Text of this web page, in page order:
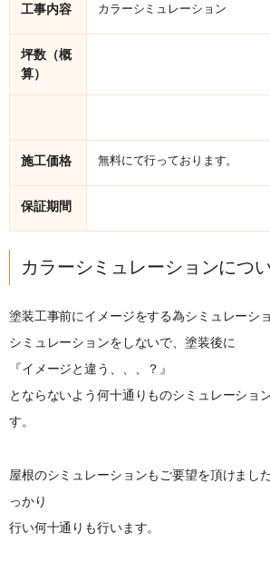
工事内容 カラーシミュレーション
坪数（概
算）
施工価格 無料にて行っております。
保証期間
カラーシミュレーションにつ
塗装工事前にイメージをする為シミュレーシ
シミュレーションをしないで、塗装後に
『イメージと違う、、、？』
とならないよう何十通りものシミュレーショ
す。
屋根のシミュレーションもご要望を頂けまし
っかり
行い何十通りも行います。